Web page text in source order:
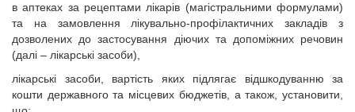
в аптеках за рецептами лікарів (магістральними формулами)
та на замовлення лікувально-профілактичних закладів з
дозволених до застосування діючих та допоміжних речовин
(далі – лікарські засоби),
лікарські засоби, вартість яких підлягає відшкодуванню за
кошти державного та місцевих бюджетів, а також, установити,